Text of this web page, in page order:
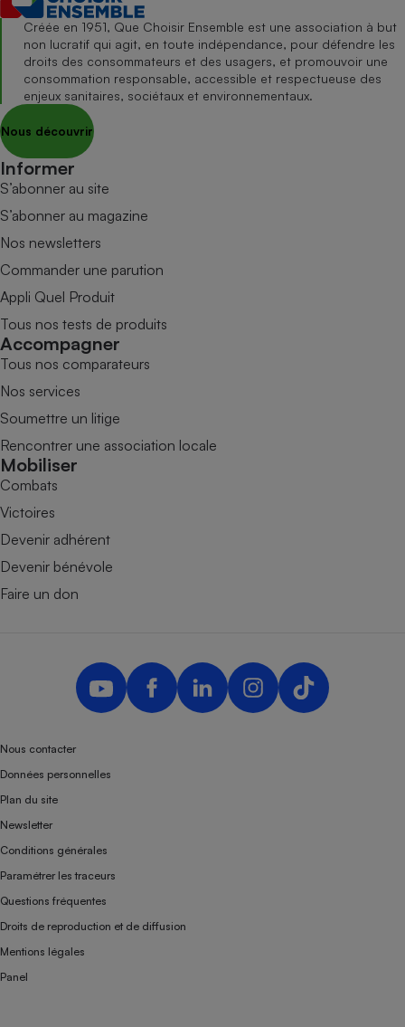
Créée en 1951, Que Choisir Ensemble est une association à but
non lucratif qui agit, en toute indépendance, pour défendre les
droits des consommateurs et des usagers, et promouvoir une
consommation responsable, accessible et respectueuse des
enjeux sanitaires, sociétaux et environnementaux.
Nous découvrir
Informer
S’abonner au site
S’abonner au magazine
Nos newsletters
Commander une parution
Appli Quel Produit
Tous nos tests de produits
Accompagner
Tous nos comparateurs
Nos services
Soumettre un litige
Rencontrer une association locale
Mobiliser
Combats
Victoires
Devenir adhérent
Devenir bénévole
Faire un don
Nous contacter
Données personnelles
Plan du site
Newsletter
Conditions générales
Paramétrer les traceurs
Questions fréquentes
Droits de reproduction et de diffusion
Mentions légales
Panel